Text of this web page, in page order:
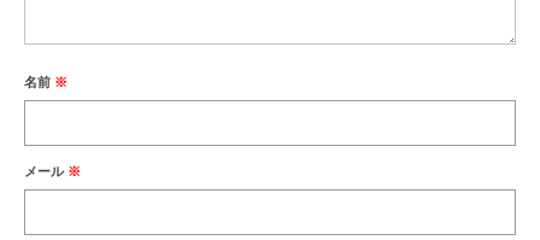
名前 ※
メール ※